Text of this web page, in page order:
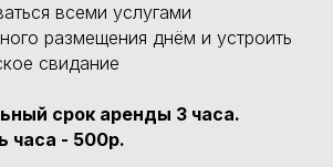
всеми услугами
размещения днём и устроить
свидание
срок аренды 3 часа.
часа - 500р.